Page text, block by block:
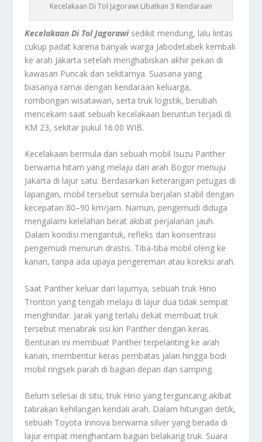
Kecelakaan Di Tol Jagorawi Libatkan 3 Kendaraan
Kecelakaan Di Tol Jagorawisedikit mendung, lalu lintas
cukup padat karena banyak warga Jabodetabek kembali
ke arah Jakarta setelah menghabiskan akhir pekan di
kawasan Puncak dan sekitarnya. Suasana yang
biasanya ramai dengan kendaraan keluarga,
rombongan wisatawan, serta truk logistik, berubah
mencekam saat sebuah kecelakaan beruntun terjadi di
KM 23, sekitar pukul 16.00 WIB.
Kecelakaan bermula dari sebuah mobil Isuzu Panther
berwarna hitam yang melaju dari arah Bogor menuju
Jakarta di lajur satu. Berdasarkan keterangan petugas di
lapangan, mobil tersebut semula berjalan stabil dengan
kecepatan 80–90 km/jam. Namun, pengemudi diduga
mengalami kelelahan berat akibat perjalanan jauh.
Dalam kondisi mengantuk, refleks dan konsentrasi
pengemudi menurun drastis. Tiba-tiba mobil oleng ke
kanan, tanpa ada upaya pengereman atau koreksi arah.
Saat Panther keluar dari lajurnya, sebuah truk Hino
Tronton yang tengah melaju di lajur dua tidak sempat
menghindar. Jarak yang terlalu dekat membuat truk
tersebut menabrak sisi kiri Panther dengan keras.
Benturan ini membuat Panther terpelanting ke arah
kanan, membentur keras pembatas jalan hingga bodi
mobil ringsek parah di bagian depan dan samping.
Belum selesai di situ, truk Hino yang terguncang akibat
tabrakan kehilangan kendali arah. Dalam hitungan detik,
sebuah Toyota Innova berwarna silver yang berada di
lajur empat menghantam bagian belakang truk. Suara